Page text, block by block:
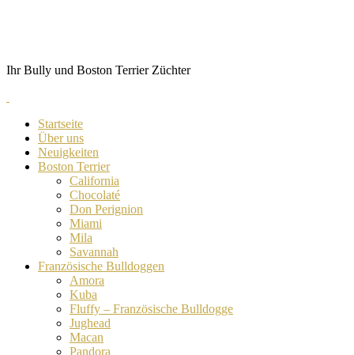
Ihr Bully und Boston Terrier Züchter
Startseite
Über uns
Neuigkeiten
Boston Terrier
California
Chocolaté
Don Perignion
Miami
Mila
Savannah
Französische Bulldoggen
Amora
Kuba
Fluffy – Französische Bulldogge
Jughead
Macan
Pandora